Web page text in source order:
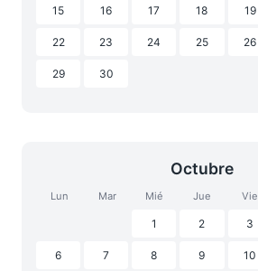
15 16 17 18 19
22 23 24 25 26
29 30
Octubre
Lun Mar Mié Jue Vie
1 2 3
6 7 8 9 10